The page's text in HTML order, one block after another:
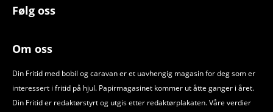
Følg oss
Om oss
Din Fritid med bobil og caravan er et uavhengig magasin for deg som er
interessert i fritid på hjul. Papirmagasinet kommer ut åtte ganger i året.
Din Fritid er redaktørstyrt og utgis etter redaktørplakaten. Våre verdier